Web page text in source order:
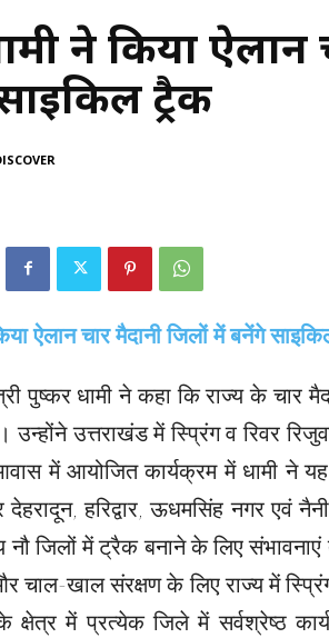
ने किया ऐलान
ट्रैक
पुष्कर धामी ने कहा कि राज्य के चार
उत्तराखंड में स्प्रिंग व रिवर
में आयोजित कार्यक्रम में धामी ने
देहरादून, हरिद्वार, ऊधमसिंह नगर एवं
नौ जिलों में ट्रैक बनाने के लिए
चाल-खाल संरक्षण के लिए राज्य में
क्षेत्र में प्रत्येक जिले में सर्वश्रेष्ठ